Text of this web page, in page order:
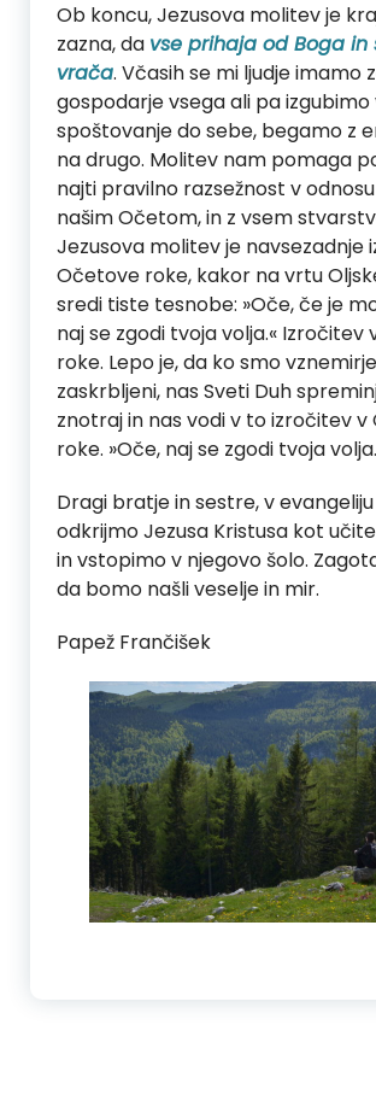
Ob koncu, Jezusova molitev je
zazna, da vse prihaja od Boga in
vrača. Včasih se mi ljudje imamo
gospodarje vsega ali pa izgubimo
spoštovanje do sebe, begamo z
na drugo. Molitev nam pomaga
najti pravilno razsežnost v
našim Očetom, in z vsem
Jezusova molitev je navsezadnje
Očetove roke, kakor na vrtu
sredi tiste tesnobe: »Oče, če je
naj se zgodi tvoja volja.« Izročitev
roke. Lepo je, da ko smo
zaskrbljeni, nas Sveti Duh
znotraj in nas vodi v to izročitev
roke. »Oče, naj se zgodi tvoja
Dragi bratje in sestre, v
odkrijmo Jezusa Kristusa kot
in vstopimo v njegovo šolo.
da bomo našli veselje in mir.
Papež Frančišek